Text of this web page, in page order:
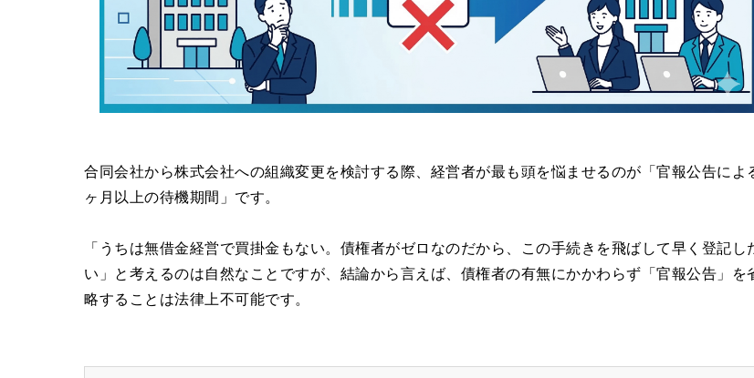
合同会社から株式会社への組織変更を検討する際、経営者が最も頭を悩ませるのが「官報公告によ
ヶ月以上の待機期間」です。
「うちは無借金経営で買掛金もない。債権者がゼロなのだから、この手続きを飛ばして早く登記し
い」と考えるのは自然なことですが、結論から言えば、債権者の有無にかかわらず「官報公告」を
略することは法律上不可能です。